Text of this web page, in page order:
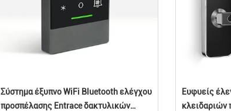
Σύστημα έξυπνο WiFi Bluetooth ελέγχου
προσπέλασης Entrace δακτυλικών
Ευφυείς
κλειδαριών